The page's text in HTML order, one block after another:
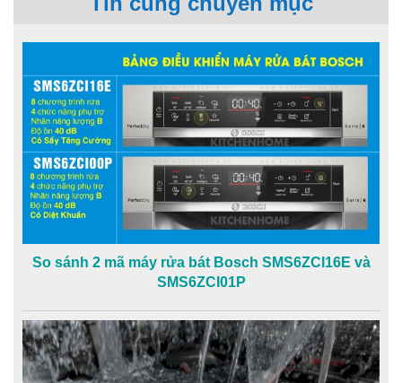
So sánh 2 mã máy rửa bát Bosch SMS6ZCI16E và
SMS6ZCI01P